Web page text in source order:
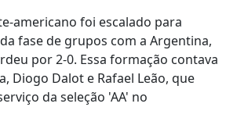
americano foi escalado para
fase de grupos com a Argentina,
por 2-0. Essa formação contava
Diogo Dalot e Rafael Leão, que
da seleção 'AA' no